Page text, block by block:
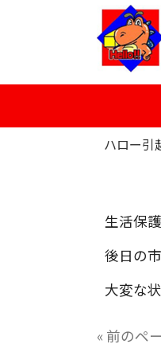
ハロー引
生活保
後日の
大変な
« 前のペ